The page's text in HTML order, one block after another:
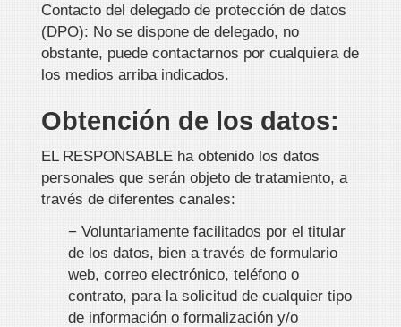
Contacto del delegado de protección de datos
(DPO): No se dispone de delegado, no
obstante, puede contactarnos por cualquiera de
los medios arriba indicados.
Obtención de los datos:
EL RESPONSABLE ha obtenido los datos
personales que serán objeto de tratamiento, a
través de diferentes canales:
− Voluntariamente facilitados por el titular
de los datos, bien a través de formulario
web, correo electrónico, teléfono o
contrato, para la solicitud de cualquier tipo
de información o formalización y/o